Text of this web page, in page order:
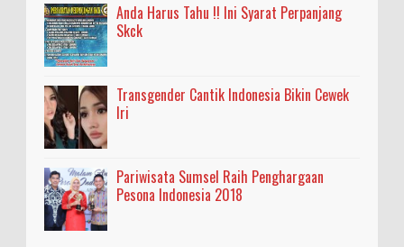
Anda Harus Tahu !! Ini Syarat Perpanjang
Skck
Transgender Cantik Indonesia Bikin Cewek
Iri
Pariwisata Sumsel Raih Penghargaan
Pesona Indonesia 2018